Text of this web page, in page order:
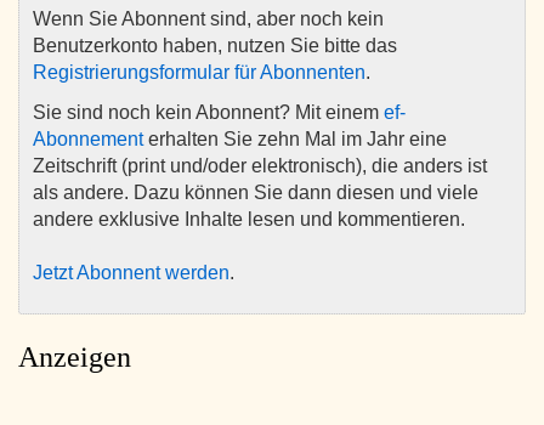
Wenn Sie Abonnent sind, aber noch kein
Benutzerkonto haben, nutzen Sie bitte das
Registrierungsformular für Abonnenten.
Sie sind noch kein Abonnent? Mit einem ef-
Abonnementerhalten Sie zehn Mal im Jahr eine
Zeitschrift (print und/oder elektronisch), die anders ist
als andere. Dazu können Sie dann diesen und viele
andere exklusive Inhalte lesen und kommentieren.
Jetzt Abonnent werden.
Anzeigen